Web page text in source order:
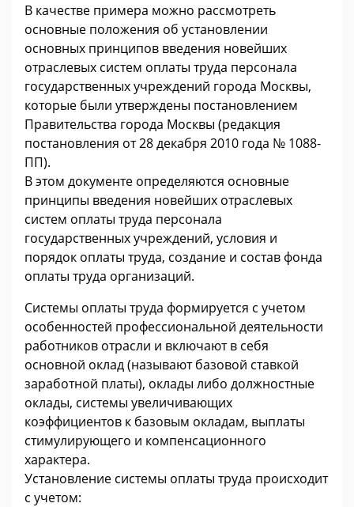
В качестве примера можно рассмотреть
основные положения об установлении
основных принципов введения новейших
отраслевых систем оплаты труда персонала
государственных учреждений города Москвы,
которые были утверждены постановлением
Правительства города Москвы (редакция
постановления от 28 декабря 2010 года № 1088-
ПП).
В этом документе определяются основные
принципы введения новейших отраслевых
систем оплаты труда персонала
государственных учреждений, условия и
порядок оплаты труда, создание и состав фонда
оплаты труда организаций.
Системы оплаты труда формируется с учетом
особенностей профессиональной деятельности
работников отрасли и включают в себя
основной оклад (называют базовой ставкой
заработной платы), оклады либо должностные
оклады, системы увеличивающих
коэффициентов к базовым окладам, выплаты
стимулирующего и компенсационного
характера.
Установление системы оплаты труда происходит
с учетом: